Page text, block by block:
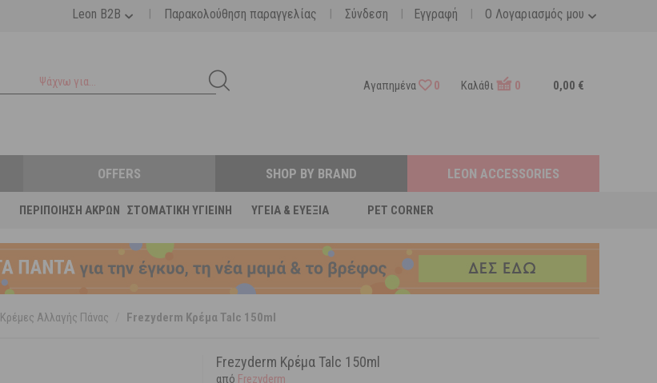
Ο Λογαριασμός μου
Leon B2B | Παρακολούθηση παραγγελίας | Σύνδεση | Εγγραφή |
Αγαπημένα 0 Καλάθι 0 0,00 €
ΠΕΡΙΠΟΊΗΣΗ ΆΚΡΩΝ ΣΤΟΜΑΤΙΚΉ ΥΓΙΕΙΝΉ ΥΓΕΊΑ & ΕΥΕΞΊΑ PET CORNER
OFFERS SHOP BY BRAND LEON ACCESSORIES
Κρέμες Αλλαγής Πάνας Frezyderm Κρέμα Talc 150ml
Frezyderm Κρέμα Talc 150ml
από Frezyderm